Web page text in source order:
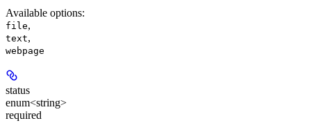
Available options:
file,
text,
webpage
status
enum<string>
required